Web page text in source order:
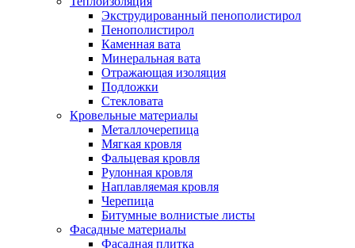
Экструдированный пенополистирол
Пенополистирол
Каменная вата
Минеральная вата
Отражающая изоляция
Подложки
Стекловата
Кровельные материалы
Металлочерепица
Мягкая кровля
Фальцевая кровля
Рулонная кровля
Наплавляемая кровля
Черепица
Битумные волнистые листы
Фасадные материалы
Фасадная плитка